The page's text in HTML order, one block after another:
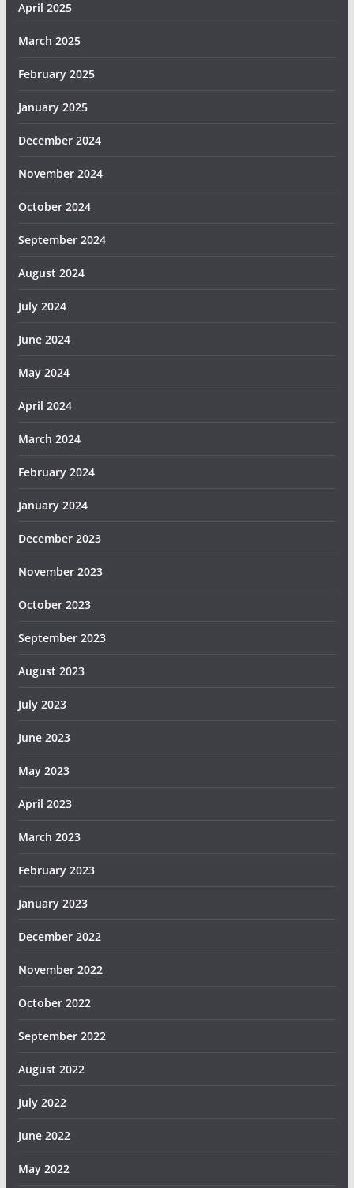
April 2025
March 2025
February 2025
January 2025
December 2024
November 2024
October 2024
September 2024
August 2024
July 2024
June 2024
May 2024
April 2024
March 2024
February 2024
January 2024
December 2023
November 2023
October 2023
September 2023
August 2023
July 2023
June 2023
May 2023
April 2023
March 2023
February 2023
January 2023
December 2022
November 2022
October 2022
September 2022
August 2022
July 2022
June 2022
May 2022